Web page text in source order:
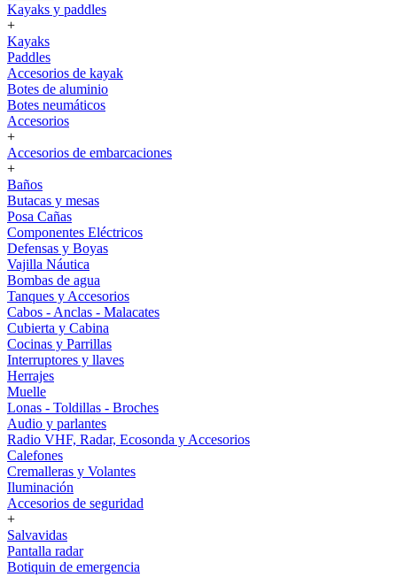
Kayaks y paddles
+
Kayaks
Paddles
Accesorios de kayak
Botes de aluminio
Botes neumáticos
Accesorios
+
Accesorios de embarcaciones
+
Baños
Butacas y mesas
Posa Cañas
Componentes Eléctricos
Defensas y Boyas
Vajilla Náutica
Bombas de agua
Tanques y Accesorios
Cabos - Anclas - Malacates
Cubierta y Cabina
Cocinas y Parrillas
Interruptores y llaves
Herrajes
Muelle
Lonas - Toldillas - Broches
Audio y parlantes
Radio VHF, Radar, Ecosonda y Accesorios
Calefones
Cremalleras y Volantes
Iluminación
Accesorios de seguridad
+
Salvavidas
Pantalla radar
Botiquin de emergencia